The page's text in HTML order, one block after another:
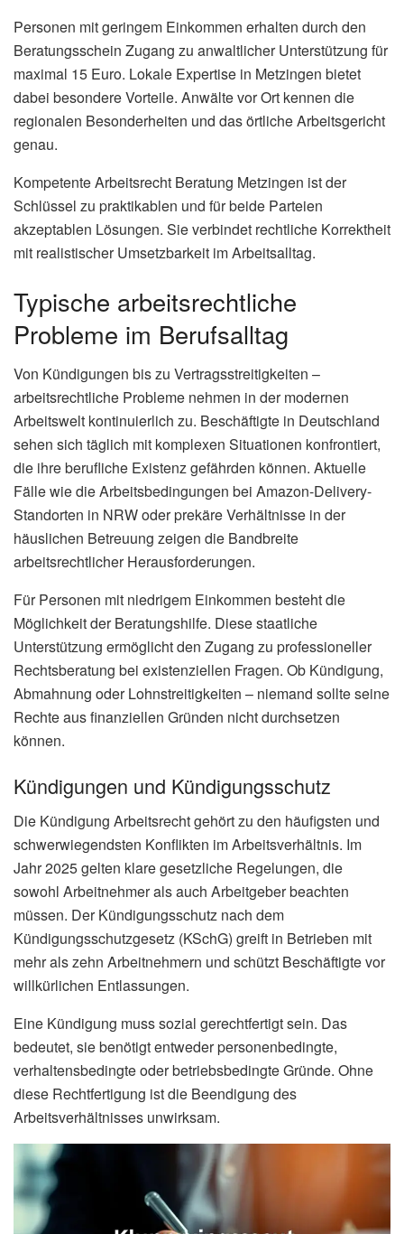
Personen mit geringem Einkommen erhalten durch den
Beratungsschein Zugang zu anwaltlicher Unterstützung für
maximal 15 Euro. Lokale Expertise in Metzingen bietet
dabei besondere Vorteile. Anwälte vor Ort kennen die
regionalen Besonderheiten und das örtliche Arbeitsgericht
genau.
Kompetente Arbeitsrecht Beratung Metzingen ist der
Schlüssel zu praktikablen und für beide Parteien
akzeptablen Lösungen. Sie verbindet rechtliche Korrektheit
mit realistischer Umsetzbarkeit im Arbeitsalltag.
Typische arbeitsrechtliche
Probleme im Berufsalltag
Von Kündigungen bis zu Vertragsstreitigkeiten –
arbeitsrechtliche Probleme nehmen in der modernen
Arbeitswelt kontinuierlich zu. Beschäftigte in Deutschland
sehen sich täglich mit komplexen Situationen konfrontiert,
die ihre berufliche Existenz gefährden können. Aktuelle
Fälle wie die Arbeitsbedingungen bei Amazon-Delivery-
Standorten in NRW oder prekäre Verhältnisse in der
häuslichen Betreuung zeigen die Bandbreite
arbeitsrechtlicher Herausforderungen.
Für Personen mit niedrigem Einkommen besteht die
Möglichkeit der Beratungshilfe. Diese staatliche
Unterstützung ermöglicht den Zugang zu professioneller
Rechtsberatung bei existenziellen Fragen. Ob Kündigung,
Abmahnung oder Lohnstreitigkeiten – niemand sollte seine
Rechte aus finanziellen Gründen nicht durchsetzen
können.
Kündigungen und Kündigungsschutz
Die Kündigung Arbeitsrecht gehört zu den häufigsten und
schwerwiegendsten Konflikten im Arbeitsverhältnis. Im
Jahr 2025 gelten klare gesetzliche Regelungen, die
sowohl Arbeitnehmer als auch Arbeitgeber beachten
müssen. Der Kündigungsschutz nach dem
Kündigungsschutzgesetz (KSchG) greift in Betrieben mit
mehr als zehn Arbeitnehmern und schützt Beschäftigte vor
willkürlichen Entlassungen.
Eine Kündigung muss sozial gerechtfertigt sein. Das
bedeutet, sie benötigt entweder personenbedingte,
verhaltensbedingte oder betriebsbedingte Gründe. Ohne
diese Rechtfertigung ist die Beendigung des
Arbeitsverhältnisses unwirksam.